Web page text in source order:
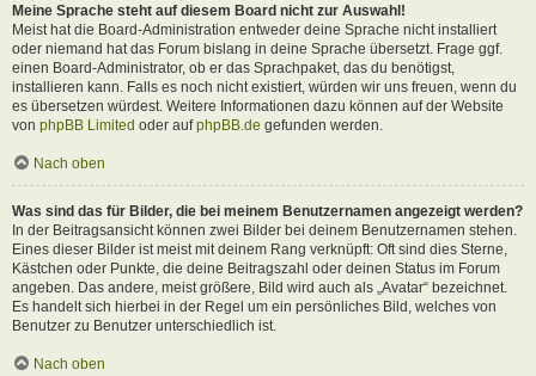
Meine Sprache steht auf diesem Board nicht zur Auswahl!
Meist hat die Board-Administration entweder deine Sprache nicht installiert
oder niemand hat das Forum bislang in deine Sprache übersetzt. Frage ggf.
einen Board-Administrator, ob er das Sprachpaket, das du benötigst,
installieren kann. Falls es noch nicht existiert, würden wir uns freuen, wenn du
es übersetzen würdest. Weitere Informationen dazu können auf der Website
von phpBB Limited oder aufphpBB.de gefunden werden.
Nach oben
Was sind das für Bilder, die bei meinem Benutzernamen angezeigt werden?
In der Beitragsansicht können zwei Bilder bei deinem Benutzernamen stehen.
Eines dieser Bilder ist meist mit deinem Rang verknüpft: Oft sind dies Sterne,
Kästchen oder Punkte, die deine Beitragszahl oder deinen Status im Forum
angeben. Das andere, meist größere, Bild wird auch als „Avatar“ bezeichnet.
Es handelt sich hierbei in der Regel um ein persönliches Bild, welches von
Benutzer zu Benutzer unterschiedlich ist.
Nach oben